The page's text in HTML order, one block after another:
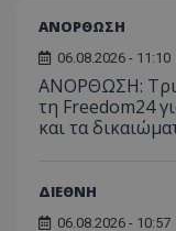
ΑΝΟΡΘΩΣΗ
06.08.2026 - 11:10
ΑΝΟΡΘΩΣΗ:
τη Freedom24
και τα
ΔΙΕΘΝΗ
06.08.2026 - 10:57